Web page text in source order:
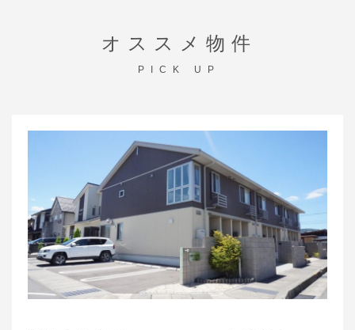
オススメ物件
PICK UP